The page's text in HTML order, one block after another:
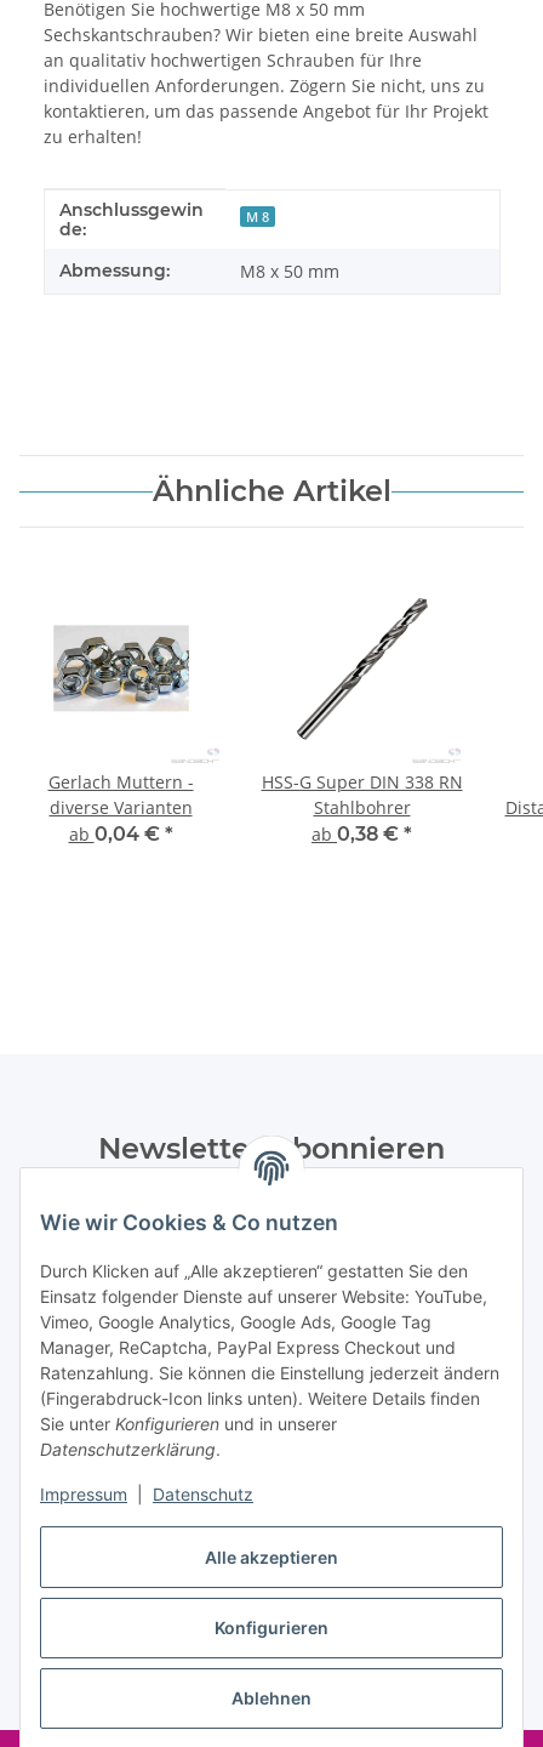
Alle akzeptieren
Konfigurieren
Ablehnen
Wie wir Cookies & Co nutzen
Durch Klicken auf „Alle akzeptieren“ gestatten Sie den
Einsatz folgender Dienste auf unserer Website: YouTube,
Vimeo, Google Analytics, Google Ads, Google Tag
Manager, ReCaptcha, PayPal Express Checkout und
Ratenzahlung. Sie können die Einstellung jederzeit ändern
(Fingerabdruck-Icon links unten). Weitere Details finden
Sie unter Konfigurieren und in unserer
Datenschutzerklärung.
Impressum Datenschutz
Benötigen Sie hochwertige M8 x 50 mm
Sechskantschrauben? Wir bieten eine breite Auswahl
an qualitativ hochwertigen Schrauben für Ihre
individuellen Anforderungen. Zögern Sie nicht, uns zu
kontaktieren, um das passende Angebot für Ihr Projekt
zu erhalten!
Produkteigenschaft
Wert
Anschlussgewin
de:
M 8
Abmessung: M8 x 50 mm
Ähnliche Artikel
Gerlach Muttern -
diverse Varianten
ab 0,04 € *
HSS-G Super DIN 338 RN
Stahlbohrer
ab 0,38 € *
Newsletter Abonnieren
Datenschutzerklärungregelmäßig und jederzeit widerruflich
Abonnieren
Informationen
Gesetzliche Informationen
Vertrag widerrufen
* Alle Preise inkl. gesetzlicher USt., zzgl.Versand